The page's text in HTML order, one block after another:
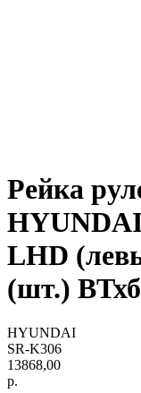
Рейка
LHD
(шт.)
HYUNDAI
SR-K306
13868,00
р.